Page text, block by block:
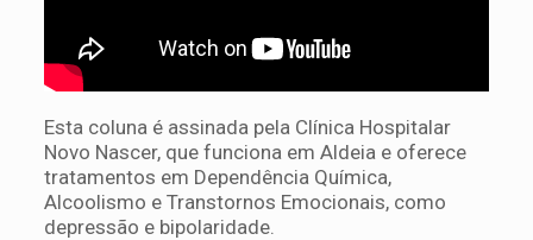
Esta coluna é assinada pela Clínica Hospitalar
Novo Nascer, que funciona em Aldeia e oferece
tratamentos em Dependência Química,
Alcoolismo e Transtornos Emocionais, como
depressão e bipolaridade.